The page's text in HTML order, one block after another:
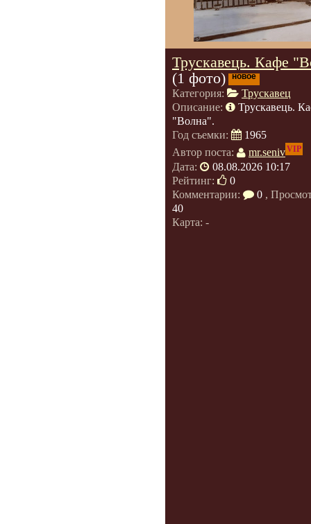
Трускавець. Кафе
(1 фото)
новое
Категория:
Трускавец
Описание:
Трускавець.
"Волна".
Год съемки:
1965
Автор поста:
mr.senivVIP
Дата:
08.08.2026 10:17
Рейтинг:
0
Комментарии:
0 ,
40
Карта: -